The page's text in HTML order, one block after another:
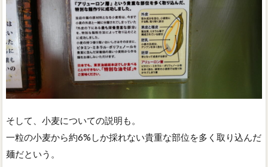
そして、小麦についての説明も。
一粒の小麦から約6%しか採れない貴重な部位を多く取り込んだ
麺だという。